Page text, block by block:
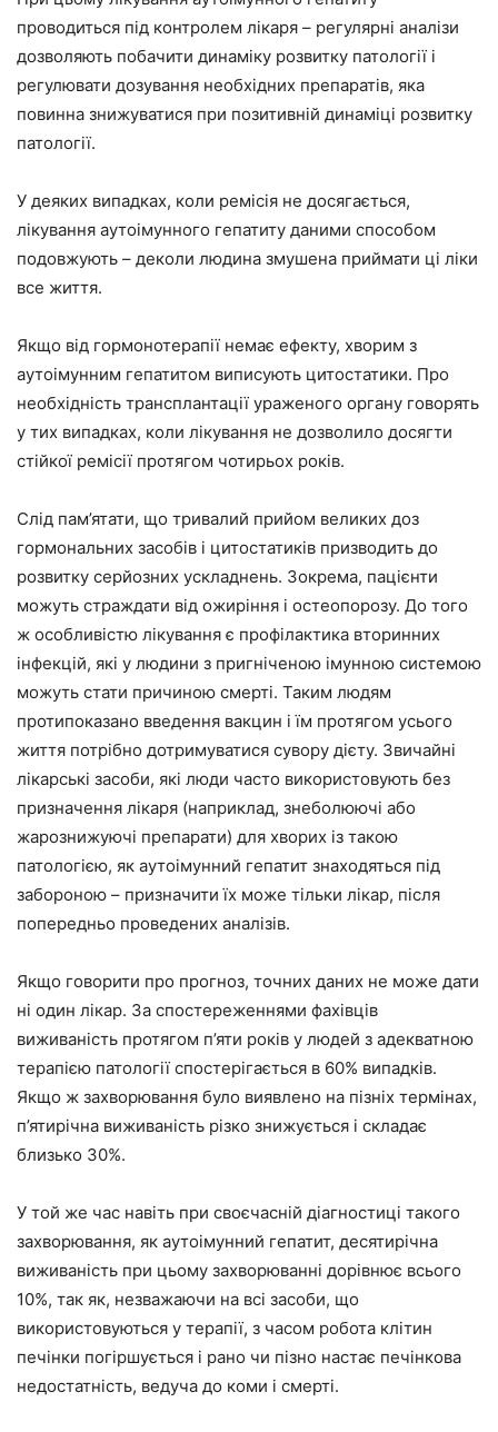
проводиться під контролем лікаря – регулярні аналізи
дозволяють побачити динаміку розвитку патології і
регулювати дозування необхідних препаратів, яка
повинна знижуватися при позитивній динаміці розвитку
патології.
У деяких випадках, коли ремісія не досягається,
лікування аутоімунного гепатиту даними способом
подовжують – деколи людина змушена приймати ці ліки
все життя.
Якщо від гормонотерапії немає ефекту, хворим з
аутоімунним гепатитом виписують цитостатики. Про
необхідність трансплантації ураженого органу говорять
у тих випадках, коли лікування не дозволило досягти
стійкої ремісії протягом чотирьох років.
Слід пам’ятати, що тривалий прийом великих доз
гормональних засобів і цитостатиків призводить до
розвитку серйозних ускладнень. Зокрема, пацієнти
можуть страждати від ожиріння і остеопорозу. До того
ж особливістю лікування є профілактика вторинних
інфекцій, які у людини з пригніченою імунною системою
можуть стати причиною смерті. Таким людям
протипоказано введення вакцин і їм протягом усього
життя потрібно дотримуватися сувору дієту. Звичайні
лікарські засоби, які люди часто використовують без
призначення лікаря (наприклад, знеболюючі або
жарознижуючі препарати) для хворих із такою
патологією, як аутоімунний гепатит знаходяться під
забороною – призначити їх може тільки лікар, після
попередньо проведених аналізів.
Якщо говорити про прогноз, точних даних не може дати
ні один лікар. За спостереженнями фахівців
виживаність протягом п’яти років у людей з адекватною
терапією патології спостерігається в 60% випадків.
Якщо ж захворювання було виявлено на пізніх термінах,
п’ятирічна виживаність різко знижується і складає
близько 30%.
У той же час навіть при своєчасній діагностиці такого
захворювання, як аутоімунний гепатит, десятирічна
виживаність при цьому захворюванні дорівнює всього
10%, так як, незважаючи на всі засоби, що
використовуються у терапії, з часом робота клітин
печінки погіршується і рано чи пізно настає печінкова
недостатність, ведуча до коми і смерті.